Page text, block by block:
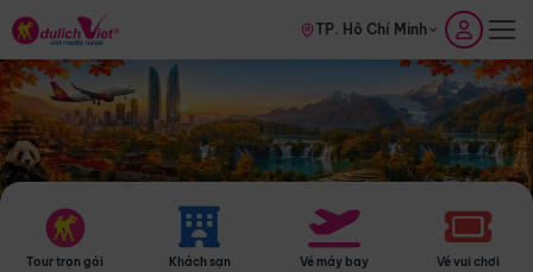
TP. Hồ Chí Minh
Tour trọn gói Khách sạn Vé máy bay Vé vui chơi